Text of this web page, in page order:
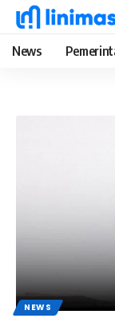
News
NEWS